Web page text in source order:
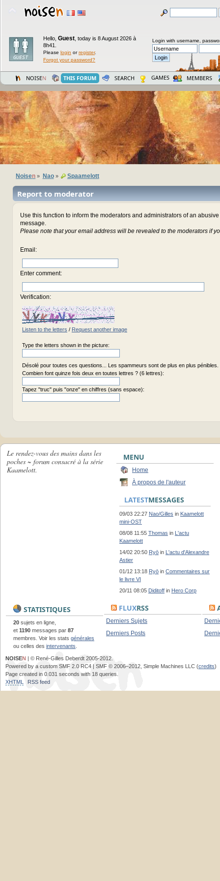
Hello, Guest today is 8 August 2026 à
8h41.
Please login orregister.
Forgot your password?
Login with username,
NOISEN THIS FORUM SEARCH GAMES MEMBERS
Noisen » Nao» Spaamelott
Report to moderator
Use this function to inform the moderators and administrators of an
message.
Please note that your email address will be revealed to the moderators if
Email :
Enter comment:
Verification:
Listen to the letters / Request another image
Type the letters shown in the picture:
Désolé pour toutes ces questions... Les spammeurs sont de plus en plus pénibles.
Combien font quinze fois deux en toutes lettres ? (6 lettres):
Tapez "truc" puis "onze" en chiffres (sans espace):
Le rendez-vous des mains dans les
poches ~ forum consacré à la série
Kaamelott.
MENU
Home
À propos de l'auteur
LATESTMESSAGES
09/03 22:27 Nao/Gilles in Kaamelott
mini-OST
08/08 11:55 Thomas in L'actu
Kaamelott
14/02 20:50 Ryō in L'actu d'Alexandre
Astier
01/12 13:18 Ryō in Commentaires sur
le livre VI
20/11 08:05 Diditoff in Hero Corp
STATISTIQUES
20 sujets en ligne,
et 1190 messages par 87
membres. Voir les stats générales
ou celles des intervenants
FLUXRSS
Derniers Sujets
Derniers Posts
NOISEN | © René-Gilles Deberdt 2005-2012.
Powered by a custom SMF 2.0 RC4 | SMF © 2006–2012, Simple Machines LLC (credits)
Page created in 0.031 seconds with 18 queries.
XHTML
RSS feed